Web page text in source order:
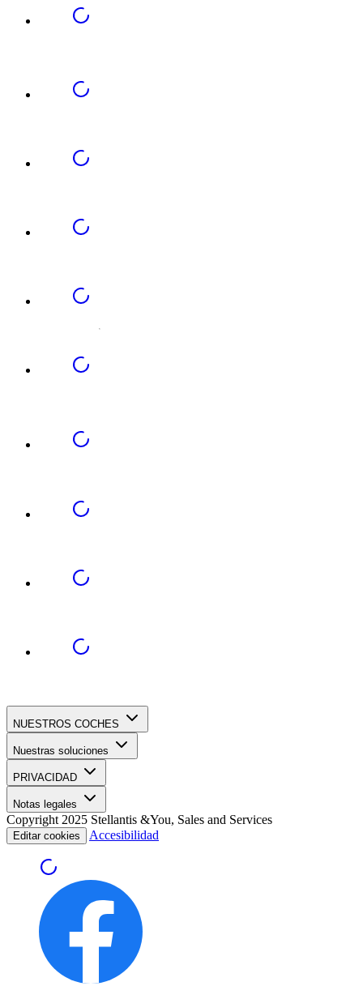
NUESTROS COCHES
Nuestras soluciones
PRIVACIDAD
Notas legales
Copyright 2025 Stellantis &You, Sales and Services
Editar cookies Accesibilidad